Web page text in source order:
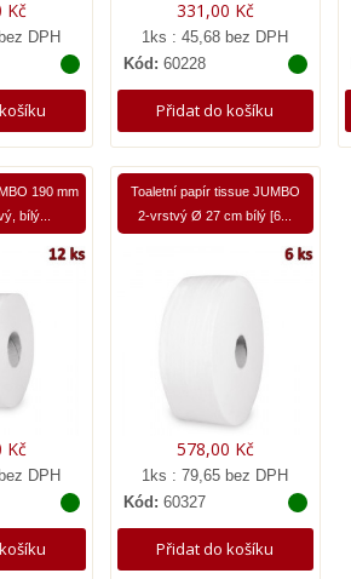
Kč
DPH
331,00 Kč
1ks : 45,68 bez DPH
Kód: 60228
Přidat do košíku
190 mm
bílý...
Kč
DPH
Toaletní papír tissue JUMBO
2-vrstvý Ø 27 cm bílý [6...
578,00 Kč
1ks : 79,65 bez DPH
Kód: 60327
Přidat do košíku